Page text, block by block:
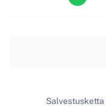
Salvestusketta